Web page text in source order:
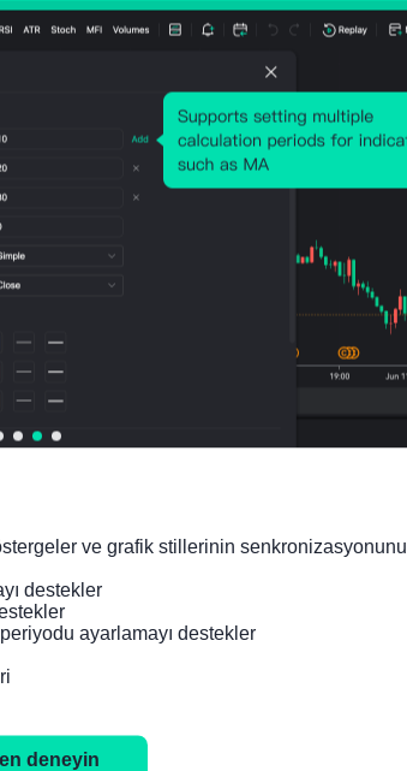
ve grafik stillerinin senkronizasyonunu
destekler
ayarlamayı destekler
deneyin